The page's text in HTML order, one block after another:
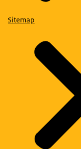
Sitemap